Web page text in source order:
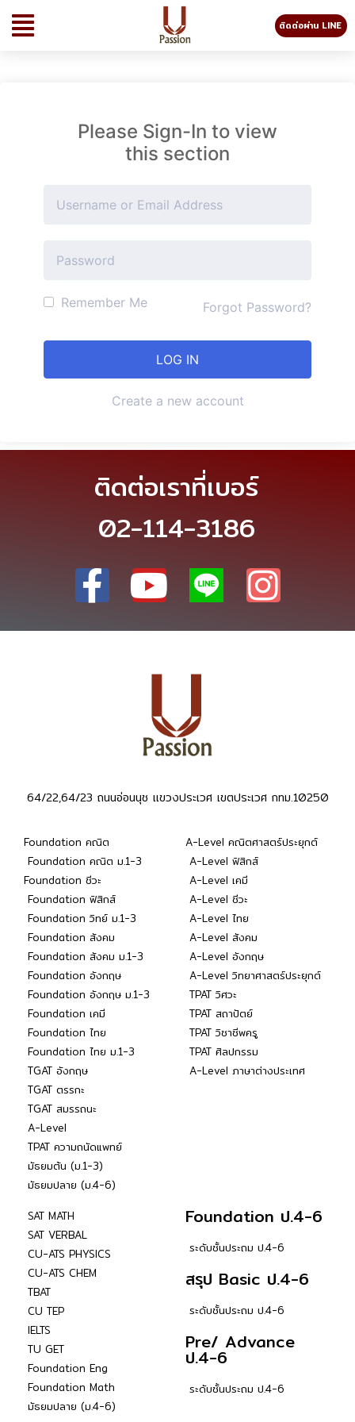
ติดต่อผ่าน LINE
Please Sign-In to view
this section
Remember Me Forgot Password?
Create a new account
ติดต่อเราที่เบอร์
02-114-3186
64/22,64/23 ถนนอ่อนนุช แขวงประเวศ เขตประเวศ กทม.10250
Foundation คณิต
Foundation คณิต ม.1-3
Foundation ชีวะ
Foundation ฟิสิกส์
Foundation วิทย์ ม.1-3
Foundation สังคม
Foundation สังคม ม.1-3
Foundation อังกฤษ
Foundation อังกฤษ ม.1-3
Foundation เคมี
Foundation ไทย
Foundation ไทย ม.1-3
TGAT อังกฤษ
TGAT ตรรกะ
TGAT สมรรถนะ
A-Level
TPAT ความถนัดแพทย์
มัธยมต้น (ม.1-3)
มัธยมปลาย (ม.4-6)
A-Level คณิตศาสตร์ประยุกต์
A-Level ฟิสิกส์
A-Level เคมี
A-Level ชีวะ
A-Level ไทย
A-Level สังคม
A-Level อังกฤษ
A-Level วิทยาศาสตร์ประยุกต์
TPAT วิศวะ
TPAT สถาปัตย์
TPAT วิชาชีพครู
TPAT ศิลปกรรม
A-Level ภาษาต่างประเทศ
SAT MATH
SAT VERBAL
CU-ATS PHYSICS
CU-ATS CHEM
TBAT
CU TEP
IELTS
TU GET
Foundation Eng
Foundation Math
มัธยมปลาย (ม.4-6)
Foundation ป.4-6
ระดับชั้นประถม ป.4-6
สรุป Basic ป.4-6
ระดับชั้นประถม ป.4-6
Pre/ Advance
ป.4-6
ระดับชั้นประถม ป.4-6